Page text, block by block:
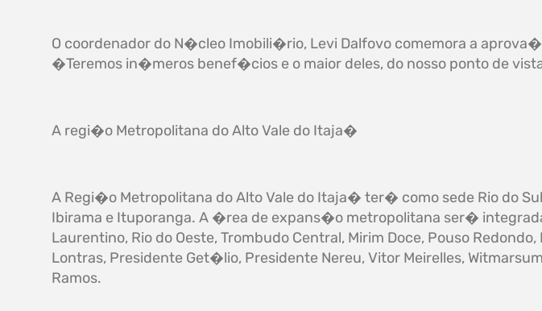
O coordenador do N�cleo Imobili�rio, Levi Dalfovo comemora a
�Teremos in�meros benef�cios e o maior deles, do nosso ponto de
A regi�o Metropolitana do Alto Vale do Itaja�
A Regi�o Metropolitana do Alto Vale do Itaja� ter� como sede Rio do
Ibirama e Ituporanga. A �rea de expans�o metropolitana ser�
Laurentino, Rio do Oeste, Trombudo Central, Mirim Doce, Pouso
Lontras, Presidente Get�lio, Presidente Nereu, Vitor Meirelles,
Ramos.